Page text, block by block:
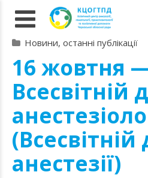
Новини, останні публікації
16 жовтня
Всесвітній
(Всесвітній
анестезії)